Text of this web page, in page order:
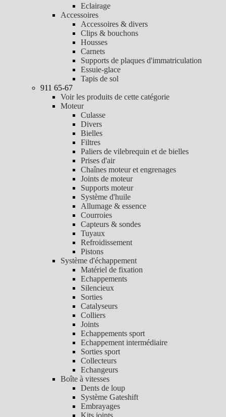
Eclairage
Accessoires
Accessoires & divers
Clips & bouchons
Housses
Carnets
Supports de plaques d'immatriculation
Essuie-glace
Tapis de sol
911 65-67
Voir les produits de cette catégorie
Moteur
Culasse
Divers
Bielles
Filtres
Paliers de vilebrequin et de bielles
Prises d'air
Chaînes moteur et engrenages
Joints de moteur
Supports moteur
Système d'huile
Allumage & essence
Courroies
Capteurs & sondes
Tuyaux
Refroidissement
Pistons
Système d'échappement
Matériel de fixation
Echappements
Silencieux
Sorties
Catalyseurs
Colliers
Joints
Echappements sport
Echappement intermédiaire
Sorties sport
Collecteurs
Echangeurs
Boîte à vitesses
Dents de loup
Système Gateshift
Embrayages
Kits joints